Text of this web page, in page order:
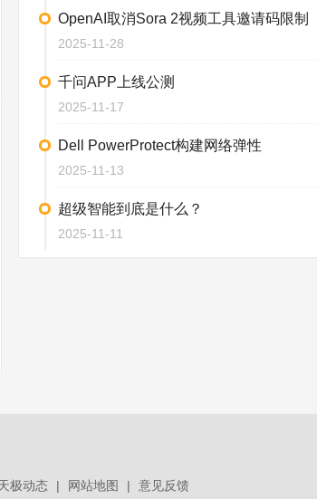
OpenAI取消Sora 2视频工具邀请码限制
2025-11-28
千问APP上线公测
2025-11-17
Dell PowerProtect构建网络弹性
2025-11-13
超级智能到底是什么？
2025-11-11
极动态 | 网站地图 | 意见反馈